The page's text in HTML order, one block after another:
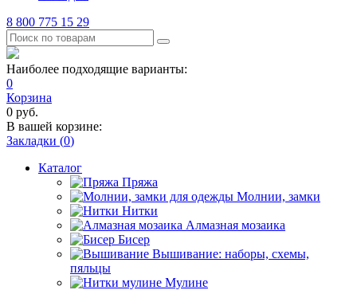
8 800 775 15 29
Наиболее подходящие варианты:
0
Корзина
0 руб.
В вашей корзине:
Закладки (0)
Каталог
Пряжа
Молнии, замки
Нитки
Алмазная мозаика
Бисер
Вышивание: наборы, схемы,
пяльцы
Мулине